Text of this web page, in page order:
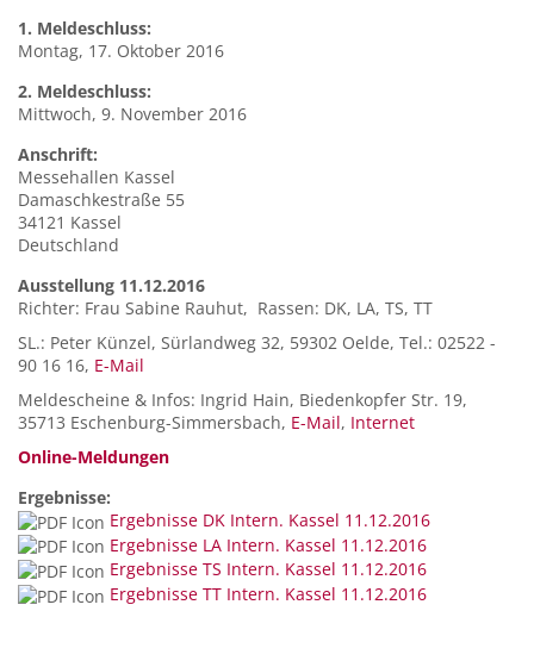
1. Meldeschluss:
Montag, 17. Oktober 2016
2. Meldeschluss:
Mittwoch, 9. November 2016
Anschrift:
Messehallen Kassel
Damaschkestraße 55
34121 Kassel
Deutschland
Ausstellung 11.12.2016
Richter: Frau Sabine Rauhut, Rassen: DK, LA, TS, TT
SL.: Peter Künzel, Sürlandweg 32, 59302 Oelde, Tel.: 02522 -
90 16 16, E-Mail
Meldescheine & Infos: Ingrid Hain, Biedenkopfer Str. 19,
35713 Eschenburg-Simmersbach, E-Mail, Internet
Online-Meldungen
Ergebnisse:
Ergebnisse DK Intern. Kassel 11.12.2016
Ergebnisse LA Intern. Kassel 11.12.2016
Ergebnisse TS Intern. Kassel 11.12.2016
Ergebnisse TT Intern. Kassel 11.12.2016